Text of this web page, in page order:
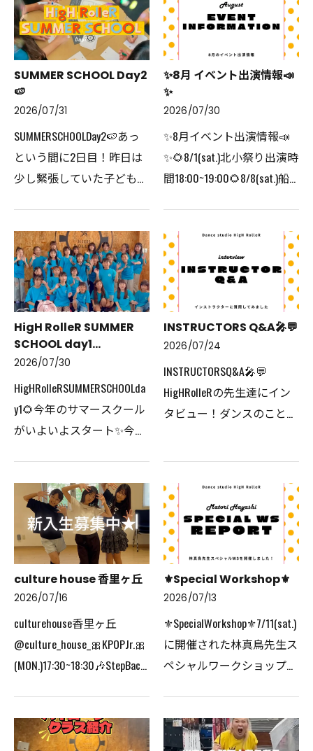
た😊サマースクールで大切
にしたかったのは、「ダン
ス…
SUMMER SCHOOL Day2
🍉
2026/07/31
SUMMERSCHOOLDay2🍉あっ
という間に2日目！昨日は
少し緊張していた子どもた
挑戦する姿がたくさん見ら
れました✨できなかったこ
とが少しできるようになっ
た…
✨️8月 イベント出演情報📣
✨️
2026/07/30
✨️8月イベント出演情報📣
✨️⁡🌻8/1(sat.)北小祭り出演時
間18:00~19:00⁡🌻8/8(sat.)船
て、みんなたくさん練習を
がんばっています！🔥ぜ
ひ、会場での応援をよろし
くお…
HigH RolleR SUMMER
SCHOOL day1...
2026/07/30
HigHRolleRSUMMERSCHOOLda
y1🌻今年のサマースクール
がいよいよスタート✨今年
はなく、「やってみよ
う！」と思って一歩踏み出
すことを大切に、この4日
間を過…
INSTRUCTORS Q&A🎤💬
2026/07/24
INSTRUCTORSQ&A🎤💬
⁡HigHRolleRの先生達にイン
タビュー！ダンスのことか
てください👀✨️⁡#枚方市#ダ
ンス#枚方ダンス#インタ
ビュー…
culture house 香里ヶ丘
2026/07/16
culturehouse香里ヶ丘
@culture_house_⁡🎀KPOPJr.🎀
(MON.)17:30~18:30⁡🎶StepBack
#枚方市#枚方ダンス当店
⚜️Special Workshop⚜️
2026/07/13
⚜️SpecialWorkshop⚜️⁡7/11(sat.)
に開催された林真鳥先生ス
ペシャルワークショップ💫⁡
越しいただき、貴重なレッ